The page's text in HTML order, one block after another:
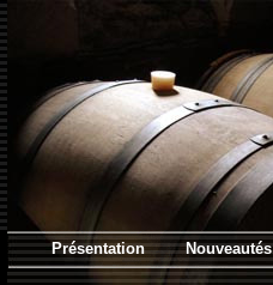
Présentation Nouveautés